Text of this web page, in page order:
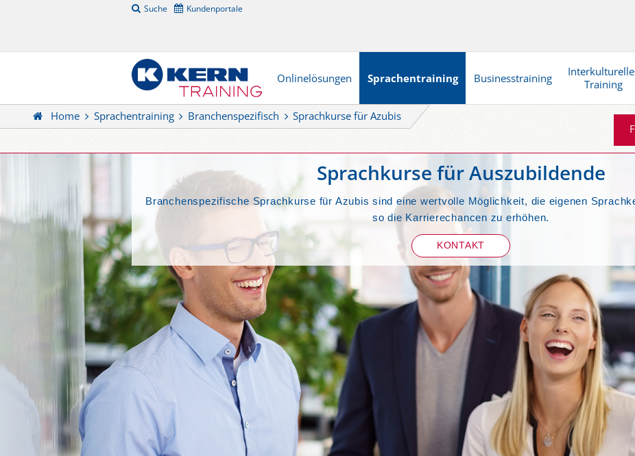
Suche
Kundenportale
Onlinelösungen Sprachentraining Businesstraining
Training
Home Sprachentraining Branchenspezifisch Sprachkurse für Azubis
Sprachkurse für Auszubildende
Branchenspezifische Sprachkurse für Azubis sind eine wertvolle Möglichkeit, die eigenen
so die Karrierechancen zu erhöhen.
KONTAKT